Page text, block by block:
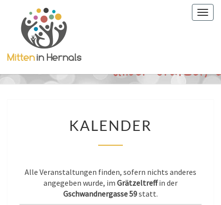
KALENDER
Alle Veranstaltungen finden, sofern nichts anderes
angegeben wurde, im Grätzeltreffin der
Gschwandnergasse 59statt.